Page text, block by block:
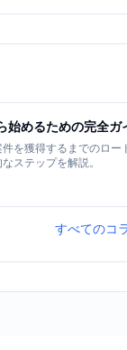
めるための完全ガ
を獲得するまでのロー
ステップを解説。
すべてのコ